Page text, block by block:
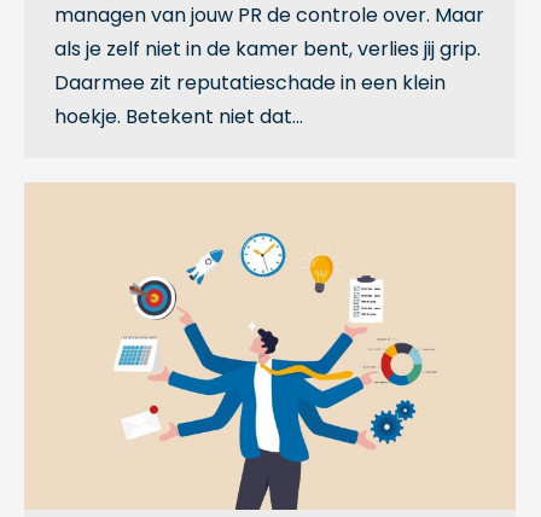
managen van jouw PR de controle over. Maar
als je zelf niet in de kamer bent, verlies jij grip.
Daarmee zit reputatieschade in een klein
hoekje. Betekent niet dat…